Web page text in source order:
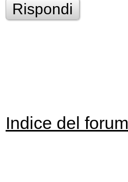
Rispondi
Indice del forum